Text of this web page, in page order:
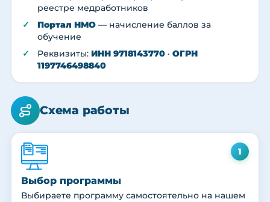
реестре медработников
Портал НМО — начисление баллов за
обучение
Реквизиты: ИНН 9718143770 · ОГРН
1197746498840
Схема работы
1
Выбор программы
Выбираете программу самостоятельно на нашем